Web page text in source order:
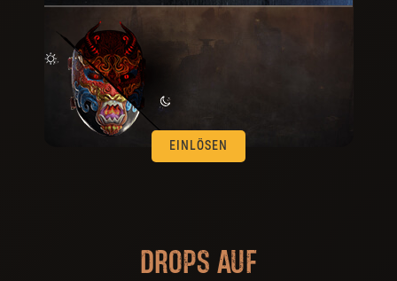
EINLÖSEN
DROPS AUF